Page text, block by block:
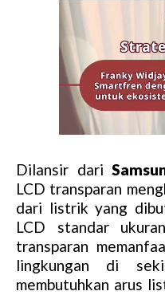
Dilansir dari
LCD transparan
dari listrik yang
LCD standar
transparan
lingkungan di
membutuhkan arus